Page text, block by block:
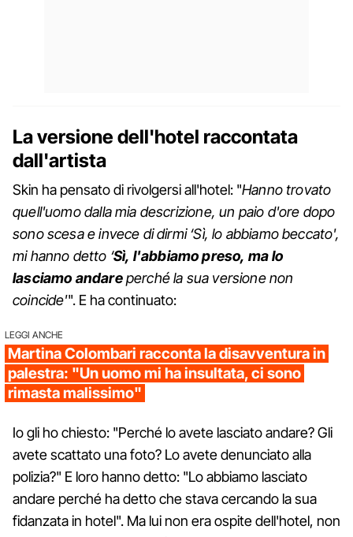
La versione dell'hotel raccontata
dall'artista
Skin ha pensato di rivolgersi all'hotel: "Hanno trovato
quell'uomo dalla mia descrizione, un paio d'ore dopo
sono scesa e invece di dirmi ‘Sì, lo abbiamo beccato',
mi hanno detto ‘Sì, l'abbiamo preso, ma lo
lasciamo andareperché la sua versione non
coincide'". E ha continuato:
LEGGI ANCHE
Martina Colombari racconta la disavventura in
palestra: "Un uomo mi ha insultata, ci sono
rimasta malissimo"
Io gli ho chiesto: "Perché lo avete lasciato andare? Gli
avete scattato una foto? Lo avete denunciato alla
polizia?" E loro hanno detto: "Lo abbiamo lasciato
andare perché ha detto che stava cercando la sua
fidanzata in hotel". Ma lui non era ospite dell'hotel, non